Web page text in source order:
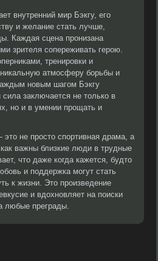
внутренний мир Бэкгу, его
и желание стать лучше,
Каждая сцена пронизана
зрителя сопереживать герою.
тренировки и
атмосферу борьбы и
новым шагом Бэкгу
заключается не только в
но и в умении прощать и
не просто спортивная драма, а
важны близкие люди в трудные
что даже когда кажется, будто
и поддержка могут стать
к жизни. Это произведение
и вдохновляет на поиски
любые преграды.